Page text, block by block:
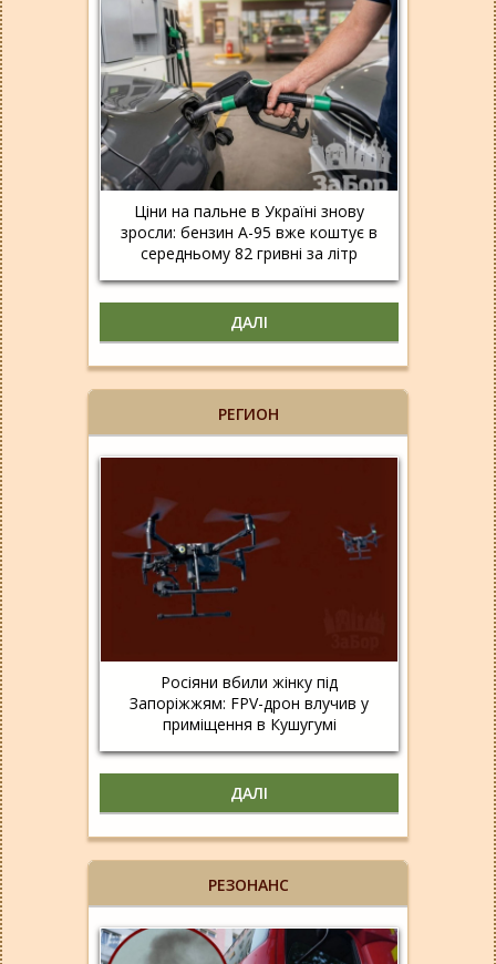
Ціни на пальне в Україні знову
зросли: бензин А-95 вже коштує в
середньому 82 гривні за літр
ДАЛІ
РЕГИОН
Росіяни вбили жінку під
Запоріжжям: FPV-дрон влучив у
приміщення в Кушугумі
ДАЛІ
РЕЗОНАНС